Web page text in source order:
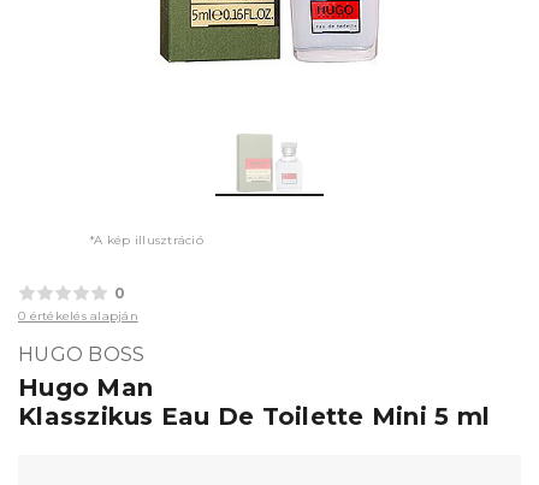
*A kép illusztráció
0
0 értékelés alapján
HUGO BOSS
Hugo Man
Klasszikus Eau De Toilette Mini 5 ml